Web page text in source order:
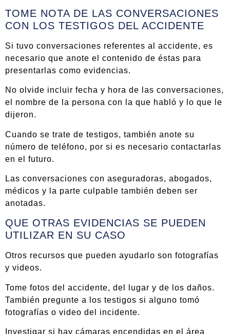
TOME NOTA DE LAS CONVERSACIONES
CON LOS TESTIGOS DEL ACCIDENTE
Si tuvo conversaciones referentes al accidente, es
necesario que anote el contenido de éstas para
presentarlas como evidencias.
No olvide incluir fecha y hora de las conversaciones,
el nombre de la persona con la que habló y lo que le
dijeron.
Cuando se trate de testigos, también anote su
número de teléfono, por si es necesario contactarlas
en el futuro.
Las conversaciones con aseguradoras, abogados,
médicos y la parte culpable también deben ser
anotadas.
QUE OTRAS EVIDENCIAS SE PUEDEN
UTILIZAR EN SU CASO
Otros recursos que pueden ayudarlo son fotografías
y videos.
Tome fotos del accidente, del lugar y de los daños.
También pregunte a los testigos si alguno tomó
fotografías o video del incidente.
Investigar si hay cámaras encendidas en el área